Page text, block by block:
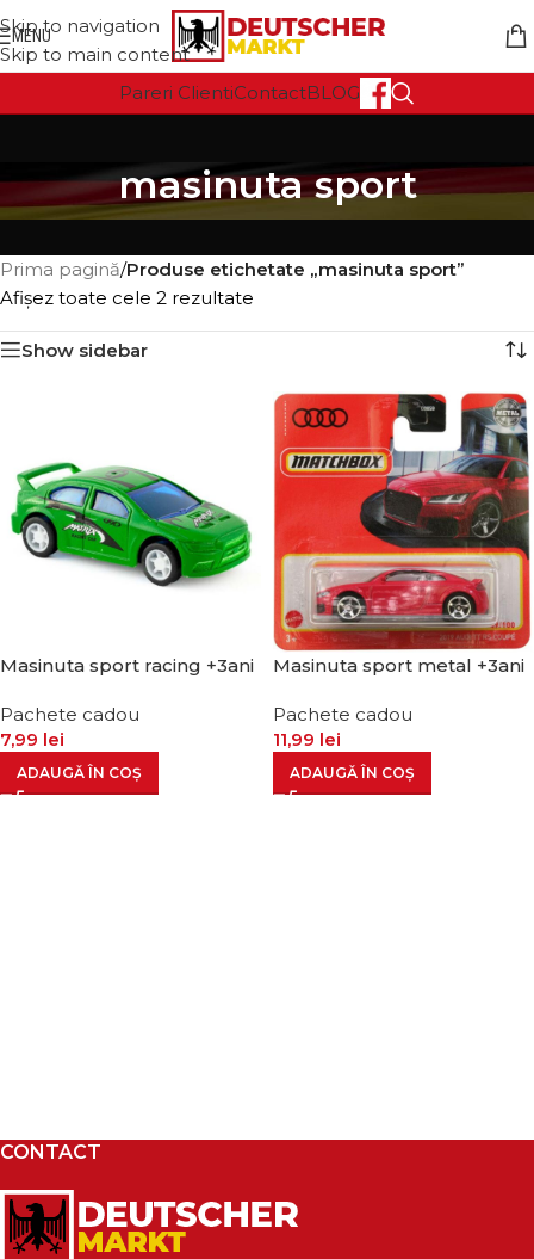
Skip to navigation
Skip to main content
MENU
Pareri ClientiContactBLOG
masinuta sport
Prima pagină/Produse etichetate „masinuta sport”
Afișez toate cele 2 rezultate
Show sidebar
Masinuta sport racing +3ani
Pachete cadou
7,99 lei
ADAUGĂ ÎN COȘ
Masinuta sport metal +3ani
Pachete cadou
11,99 lei
ADAUGĂ ÎN COȘ
CONTACT